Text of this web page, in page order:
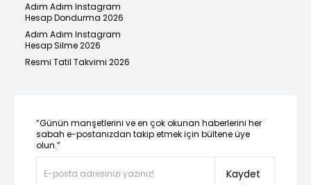
Adım Adım Instagram
Hesap Dondurma 2026
Adım Adım Instagram
Hesap Silme 2026
Resmi Tatil Takvimi 2026
“Günün manşetlerini ve en çok okunan haberlerini her
sabah e-postanızdan takip etmek için bültene üye
olun.”
Kaydet